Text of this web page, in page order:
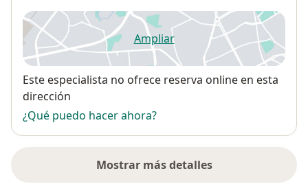
Ampliarse abre en una nueva
Disponibilidad
Este especialista no ofrece reserva online en esta
dirección
¿Qué puedo hacer ahora?
Mostrar más detalles
sobre la dirección